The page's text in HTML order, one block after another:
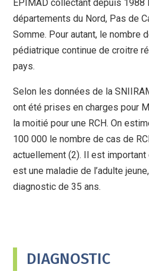
EPIMAD collectant depuis
départements du Nord, Pas de
Somme. Pour autant, le nombre
pédiatrique continue de croitre
pays.
Selon les données de la
ont été prises en charges pour
la moitié pour une RCH. On
100 000 le nombre de cas de
actuellement (2). Il est important
est une maladie de l’adulte
diagnostic de 35 ans.
DIAGNOSTIC